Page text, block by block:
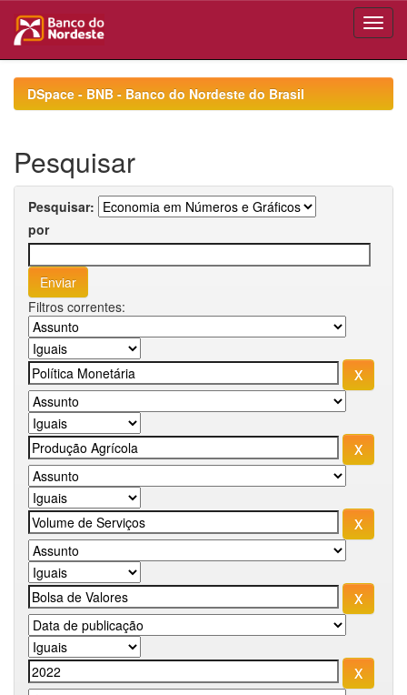
navigationDSpace - BNB - Banco do Nordeste do Brasil
Pesquisar
Pesquisar:
por
Filtros correntes: